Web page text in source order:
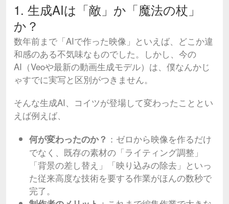
1. 生成AIは「敵」か「魔法の杖」
か？
数年前まで「AIで作った映像」といえば、どこか違
和感のある不気味なものでした。しかし、今の
AI（Veoや最新の動画生成モデル）は、僕なんかじ
ゃすでに実写と区別がつきません。
そんな生成AI、コイツが登場して変わったこととい
えば例えば、
何が変わったのか？ ：ゼロから映像を作るだけ
でなく、既存の素材の「ライティング調整」
「背景の差し替え」「映り込みの除去」といっ
た従来高度な技術を要する作業がほんの数秒で
完了。